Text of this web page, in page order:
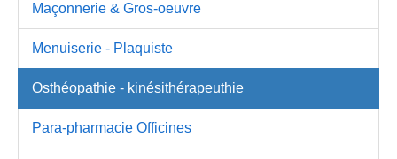
Maçonnerie & Gros-oeuvre
Menuiserie - Plaquiste
Osthéopathie - kinésithérapeuthie
Para-pharmacie Officines